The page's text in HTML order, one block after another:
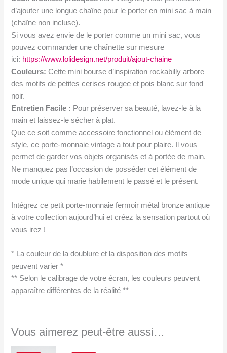
d’ajouter une longue chaîne pour le porter en mini sac à main
(chaîne non incluse).
Si vous avez envie de le porter comme un mini sac, vous
pouvez commander une chaînette sur mesure
ici: https://www.lolidesign.net/produit/ajout-chaine
Couleurs: Cette mini bourse d’inspiration rockabilly arbore
des motifs de petites cerises rougee et pois blanc sur fond
noir.
Entretien Facile : Pour préserver sa beauté, lavez-le à la
main et laissez-le sécher à plat.
Que ce soit comme accessoire fonctionnel ou élément de
style, ce porte-monnaie vintage a tout pour plaire. Il vous
permet de garder vos objets organisés et à portée de main.
Ne manquez pas l’occasion de posséder cet élément de
mode unique qui marie habilement le passé et le présent.
Intégrez ce petit porte-monnaie fermoir métal bronze antique
à votre collection aujourd’hui et créez la sensation partout où
vous irez !
* La couleur de la doublure et la disposition des motifs
peuvent varier *
** Selon le calibrage de votre écran, les couleurs peuvent
apparaître différentes de la réalité **
Vous aimerez peut-être aussi…